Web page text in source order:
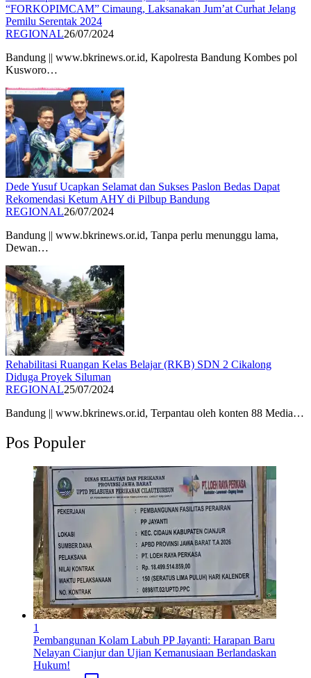
“FORKOPIMCAM” Cimaung, Laksanakan Jum’at Curhat Jelang
Pemilu Serentak 2024
REGIONAL26/07/2024
Bandung || www.bkrinews.or.id, Kapolresta Bandung Kombes pol
Kusworo…
Dede Yusuf Ucapkan Selamat dan Sukses Paslon Bedas Dapat
Rekomendasi Ketum AHY di Pilbup Bandung
REGIONAL26/07/2024
Bandung || www.bkrinews.or.id, Tanpa perlu menunggu lama,
Dewan…
Rehabilitasi Ruangan Kelas Belajar (RKB) SDN 2 Cikalong
Diduga Proyek Siluman
REGIONAL25/07/2024
Bandung || www.bkrinews.or.id, Terpantau oleh konten 88 Media…
Pos Populer
1
Pembangunan Kolam Labuh PP Jayanti: Harapan Baru
Nelayan Cianjur dan Ujian Kemanusiaan Berlandaskan
Hukum!